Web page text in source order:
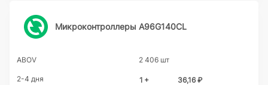
Микроконтроллеры A96G140CL
ABOV 2 406 шт
2-4 дня 1 + 36,16 ₽